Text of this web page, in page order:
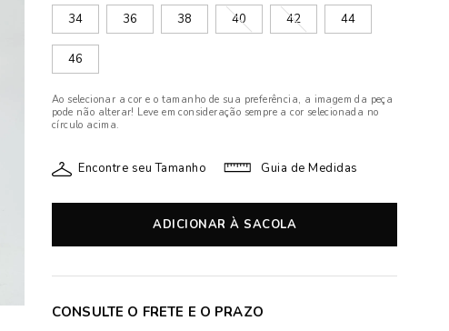
34
36 38 40 42 44
46
Ao selecionar a cor e o tamanho de sua preferência, a imagem da peça
pode não alterar! Leve em consideração sempre a cor selecionada no
círculo acima.
Encontre seu Tamanho Guia de Medidas
ADICIONAR À SACOLA